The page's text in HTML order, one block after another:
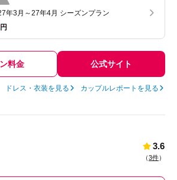
3月～27年4月 シーズンプラン
円
料金 公式サイト
ドレス・衣装を見る カップルレポートを見る
3.6
（3件）